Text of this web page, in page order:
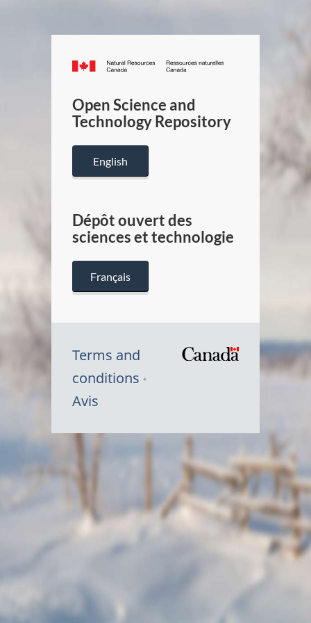
Canada.ca
/
Canada
Open Science and
Technology Repository
English
Dépôt ouvert des
sciences et technologie
Français
Terms and
conditions
Avis
Symbole
Canada